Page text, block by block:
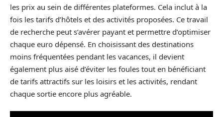
les prix au sein de différentes plateformes. Cela inclut à la
fois les tarifs d’hôtels et des activités proposées. Ce travail
de recherche peut s’avérer payant et permettre d’optimiser
chaque euro dépensé. En choisissant des destinations
moins fréquentées pendant les vacances, il devient
également plus aisé d’éviter les foules tout en bénéficiant
de tarifs attractifs sur les loisirs et les activités, rendant
chaque sortie encore plus agréable.